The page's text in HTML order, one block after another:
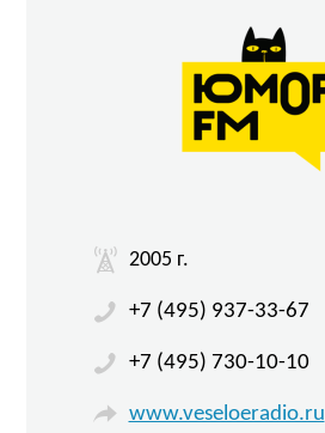
2005 г.
+7 (495) 937-33-67
+7 (495) 730-10-10
www.veseloeradio.ru